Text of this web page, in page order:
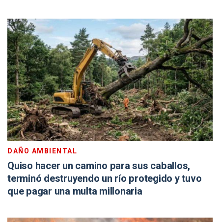
DAÑO AMBIENTAL
Quiso hacer un camino para sus caballos,
terminó destruyendo un río protegido y tuvo
que pagar una multa millonaria